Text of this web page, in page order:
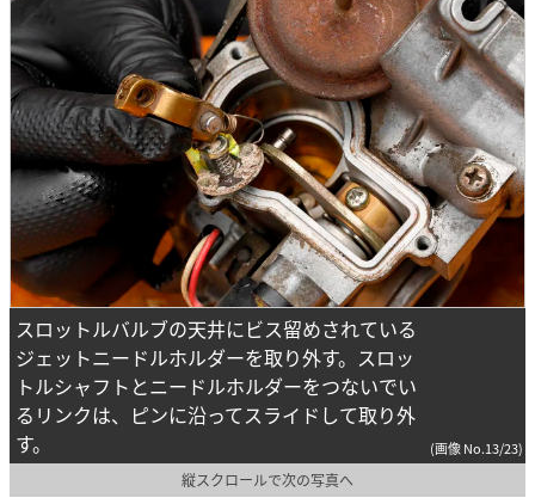
スロットルバルブの天井にビス留めされている
ジェットニードルホルダーを取り外す。スロッ
トルシャフトとニードルホルダーをつないでい
るリンクは、ピンに沿ってスライドして取り外
す。
(画像 No.13/23)
縦スクロールで次の写真へ